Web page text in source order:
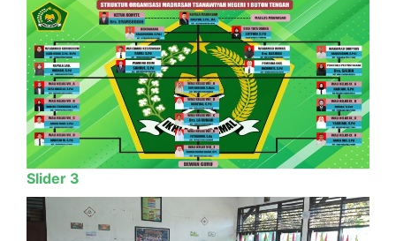
Slider 3